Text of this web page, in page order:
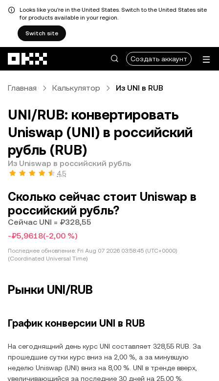
Looks like you're in the United States. Switch to the United States site
for products available in your region.
Switch site
Создать аккаунт
Главная Калькулятор Из UNI в RUB
UNI/RUB: конвертировать
Uniswap (UNI) в российский
рубль (RUB)
Из Uniswap в российский рубль
4,5
Сколько сейчас стоит Uniswap в
российский рубль?
Сейчас UNI = ₽328,55
-₽5,9618(-2,00 %)
Последнее обновление: Fri Aug 07 2026 03:58:45 (UTC+0000)
(Coordinated Universal Time)
Рынки UNI/RUB
График конверсии UNI в RUB
На сегоднящний день курс UNI составляет 328,55 RUB. За
прошедшие сутки курс вниз на 2,00 %, а за минувшую
неделю Uniswap (UNI) вниз на 8,00 %. UNI в тренде вверх,
увеличивающийся за последние 30 дней на 25,00 %.